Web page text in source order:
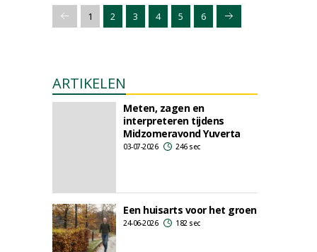
1 2 3 4 5 6
ARTIKELEN
Meten, zagen en
interpreteren tijdens
Midzomeravond Yuverta
03-07-2026 246 sec
Een huisarts voor het groen
24-06-2026 182 sec